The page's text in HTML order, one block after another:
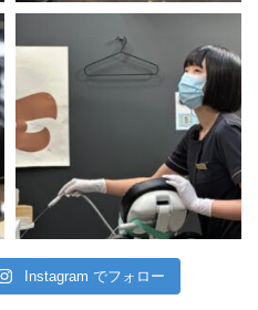
Instagram でフォロー